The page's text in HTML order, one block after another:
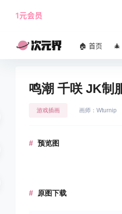
1元会员
🏠 首页
鸣潮 千咲 JK制
游戏插画 画师：Wturnip
预览图
原图下载